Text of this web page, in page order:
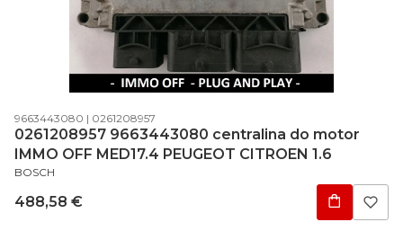
Código do produto
9663443080 Código do fabricante
0261208957
0261208957 9663443080 centralina do motor
IMMO OFF MED17.4 PEUGEOT CITROEN 1.6
FABRICANTE
BOSCH
Preço
488,58 €